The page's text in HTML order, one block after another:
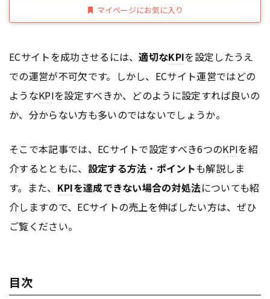
マイページにお気に入り
ECサイトを成功させるには、適切なKPIを設定したうえ
での運営が不可欠です。しかし、ECサイト運営ではどの
ようなKPIを設定すべきか、どのように設定すれば良いの
か、分からない方も多いのではないでしょうか。
そこで本記事では、ECサイトで設定すべき6つのKPIを紹
介するとともに、 設定する方法 ・ ポイントも解説しま
す。また、 KPIを達成できない場合の対処法についても紹
介しますので、ECサイトの売上を伸ばしたい方は、ぜひ
ご覧ください。
目次